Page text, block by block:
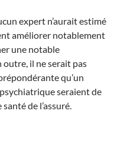
expert n’aurait estimé
améliorer notablement
une notable
il ne serait pas
qu’un
seraient de
de l’assuré.